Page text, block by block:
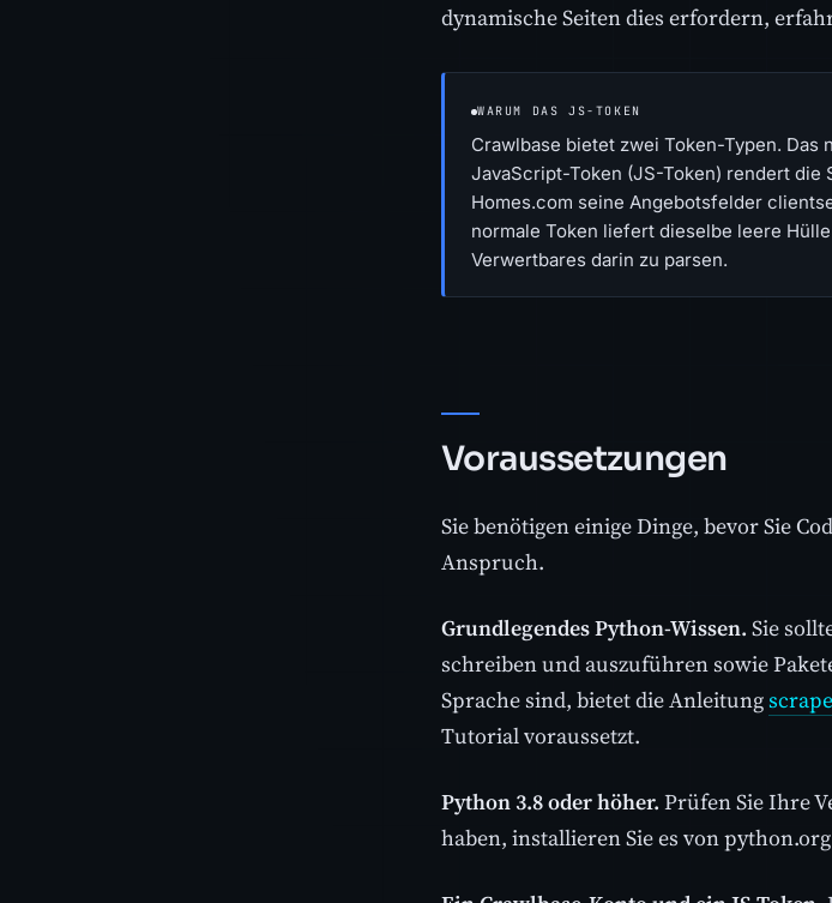
dynamische Seiten dies erfordern,
WARUM DAS JS-TOKEN
Crawlbase bietet zwei Token-Typen. Das
JavaScript-Token (JS-Token) rendert die
Homes.com seine Angebotsfelder
normale Token liefert dieselbe leere
Verwertbares darin zu parsen.
Voraussetzungen
Sie benötigen einige Dinge, bevor Sie
Anspruch.
Grundlegendes Python-Wissen. Sie
schreiben und auszuführen sowie
Sprache sind, bietet die Anleitung
Tutorial voraussetzt.
Python 3.8 oder höher. Prüfen Sie Ihre
haben, installieren Sie es von